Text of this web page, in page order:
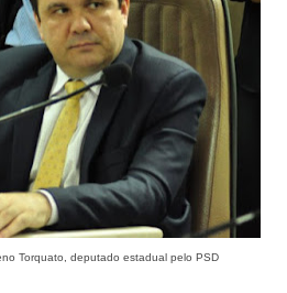
Torquato, deputado estadual pelo PSD